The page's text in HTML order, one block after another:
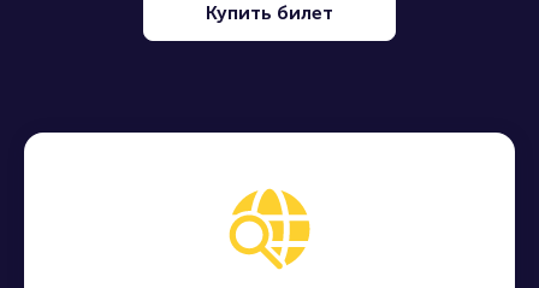
Купить билет